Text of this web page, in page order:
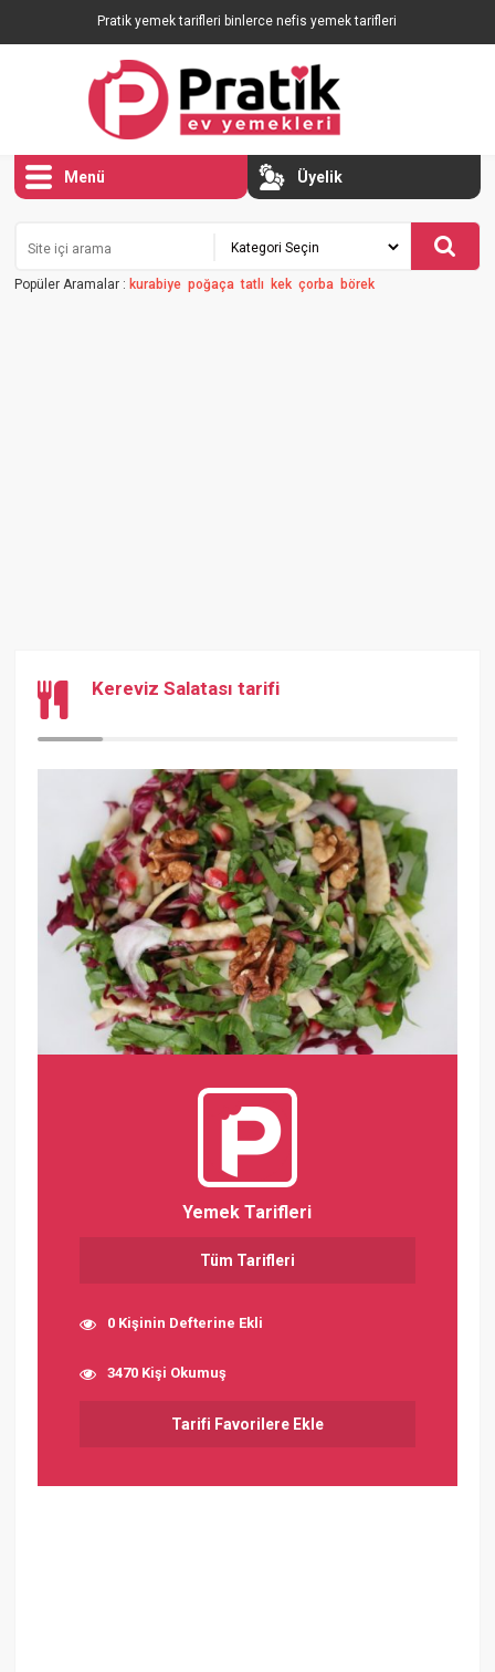
Pratik yemek tarifleri binlerce nefis yemek tarifleri
Menü Üyelik
Popüler Aramalar : kurabiye poğaça tatlı kek çorba börek
Kereviz Salatası tarifi
Yemek Tarifleri
Tüm Tarifleri
0 Kişinin Defterine Ekli
3470 Kişi Okumuş
Tarifi Favorilere Ekle